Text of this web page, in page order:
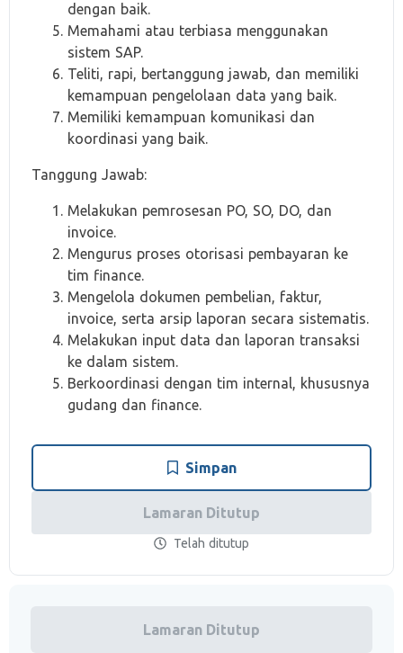
dengan baik.
Memahami atau terbiasa menggunakan
sistem SAP.
Teliti, rapi, bertanggung jawab, dan memiliki
kemampuan pengelolaan data yang baik.
Memiliki kemampuan komunikasi dan
koordinasi yang baik.
Tanggung Jawab:
Melakukan pemrosesan PO, SO, DO, dan
invoice.
Mengurus proses otorisasi pembayaran ke
tim finance.
Mengelola dokumen pembelian, faktur,
invoice, serta arsip laporan secara sistematis.
Melakukan input data dan laporan transaksi
ke dalam sistem.
Berkoordinasi dengan tim internal, khususnya
gudang dan finance.
Simpan
Lamaran Ditutup
Telah ditutup
Lamaran Ditutup